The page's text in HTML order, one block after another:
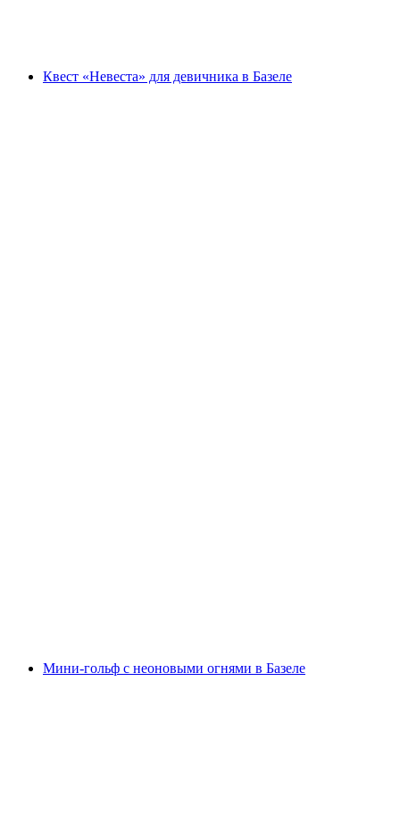
Квест «Невеста» для девичника в Базеле
Мини-гольф с неоновыми огнями в Базеле